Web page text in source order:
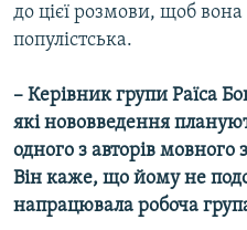
до цієї розмови, щоб
популістська.
– Керівник групи Раїса
які нововведення
одного з авторів мовного
Він каже, що йому не
напрацювала робоча